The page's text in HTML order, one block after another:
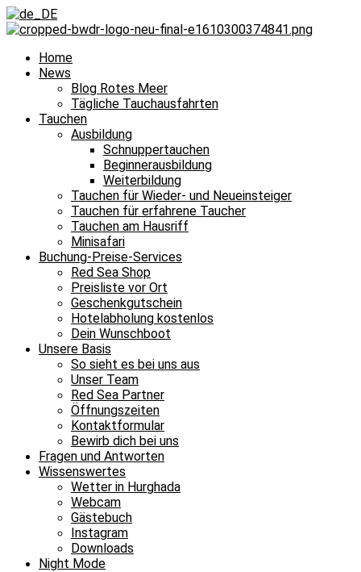
Home
News
Blog Rotes Meer
Tägliche Tauchausfahrten
Tauchen
Ausbildung
Schnuppertauchen
Beginnerausbildung
Weiterbildung
Tauchen für Wieder- und Neueinsteiger
Tauchen für erfahrene Taucher
Tauchen am Hausriff
Minisafari
Buchung-Preise-Services
Red Sea Shop
Preisliste vor Ort
Geschenkgutschein
Hotelabholung kostenlos
Dein Wunschboot
Unsere Basis
So sieht es bei uns aus
Unser Team
Red Sea Partner
Öffnungszeiten
Kontaktformular
Bewirb dich bei uns
Fragen und Antworten
Wissenswertes
Wetter in Hurghada
Webcam
Gästebuch
Instagram
Downloads
Night Mode